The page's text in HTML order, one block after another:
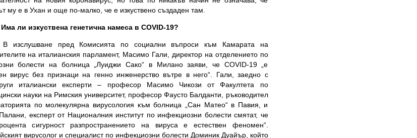
му е в Ухан и още по-малко, че е изкуствено създаден там.
ли изкуствена генетична намеса в COVID-19?
В изслушване пред Комисията по социални въпроси към Камарата на
на италианския парламент, Масимо Гали, директор на отделението по
болести на болница „Луиджи Сако“ в Милано заяви, че COVID-19 „е
вирус без признаци на генно инженерство вътре в него“. Гали, заедно с
италиански експерти – професор Масимо Чикози от Факултета по
науки на Римския университет, професор Фаусто Балданти, ръководител
по молекулярна вирусология към болница „Сан Матео“ в Павия, и
експерт от Националния институт по инфекциозни болести смятат, че
сигурност разпространението на вируса е естествен феномен“.
вирусолог и специалист по инфекциозни болести Доминик Дуайър, който